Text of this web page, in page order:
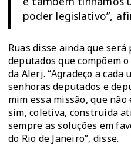
poder legislativo”,
Ruas disse ainda que
deputados que compõem
da Alerj. “Agradeço a cada
senhoras deputados e
mim essa missão, que
sim, coletiva, construída
sempre as soluções em
do Rio de Janeiro”, disse.